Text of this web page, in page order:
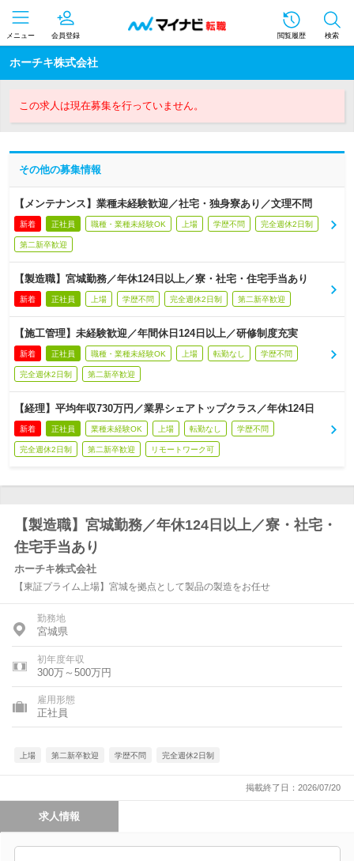
メニュー 会員登録 閲覧履歴 検索
ホーチキ株式会社
この求人は現在募集を行っていません。
その他の募集情報
【メンテナンス】業種未経験歓迎／社宅・独身寮あり／文理不問
新着 正社員 職種・業種未経験OK 上場 学歴不問 完全週休2日制
第二新卒歓迎
【製造職】宮城勤務／年休124日以上／寮・社宅・住宅手当あり
新着 正社員 上場 学歴不問 完全週休2日制 第二新卒歓迎
【施工管理】未経験歓迎／年間休日124日以上／研修制度充実
新着 正社員 職種・業種未経験OK 上場 転勤なし 学歴不問
完全週休2日制 第二新卒歓迎
【経理】平均年収730万円／業界シェアトップクラス／年休124日
新着 正社員 業種未経験OK 上場 転勤なし 学歴不問
完全週休2日制 第二新卒歓迎 リモートワーク可
【製造職】宮城勤務／年休124日以上／寮・社宅・
住宅手当あり
ホーチキ株式会社
【東証プライム上場】宮城を拠点として製品の製造をお任せ
勤務地
宮城県
初年度年収
300万～500万円
雇用形態
正社員
上場 第二新卒歓迎 学歴不問 完全週休2日制
掲載終了日：2026/07/20
求人情報